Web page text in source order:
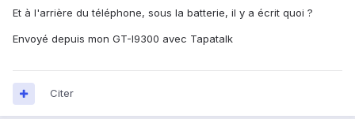
Et à l'arrière du téléphone, sous la batterie, il y a écrit quoi ?
Envoyé depuis mon GT-I9300 avec Tapatalk
Citer